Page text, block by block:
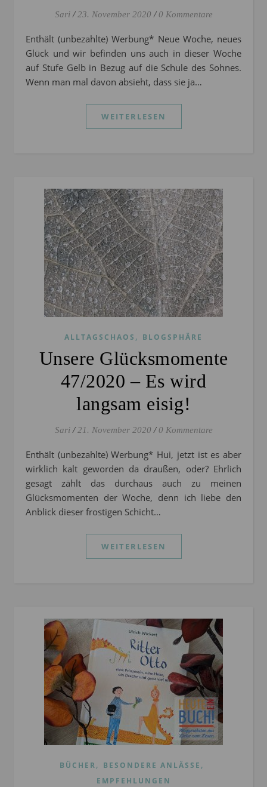
Sari / 23. November 2020 / 0 Kommentare
Enthält (unbezahlte) Werbung* Neue Woche, neues
Glück und wir befinden uns auch in dieser Woche
auf Stufe Gelb in Bezug auf die Schule des Sohnes.
Wenn man mal davon absieht, dass sie ja…
WEITERLESEN
ALLTAGSCHAOS , BLOGSPHÄRE
Unsere Glücksmomente
47/2020 – Es wird
langsam eisig!
Sari / 21. November 2020 / 0 Kommentare
Enthält (unbezahlte) Werbung* Hui, jetzt ist es aber
wirklich kalt geworden da draußen, oder? Ehrlich
gesagt zählt das durchaus auch zu meinen
Glücksmomenten der Woche, denn ich liebe den
Anblick dieser frostigen Schicht…
WEITERLESEN
BÜCHER, BESONDERE ANLÄSSE ,
EMPFEHLUNGEN